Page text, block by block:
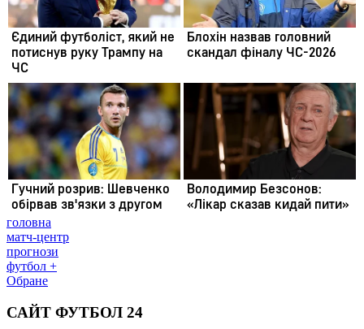
головна
матч-центр
прогнози
футбол +
Обране
САЙТ ФУТБОЛ 24